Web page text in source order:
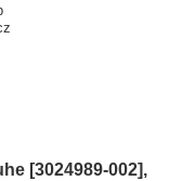
[3024989-002],